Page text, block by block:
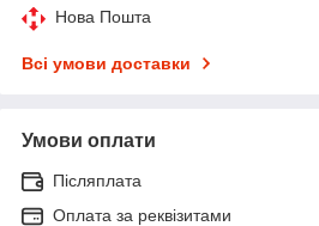
Нова Пошта
Всі умови доставки
Умови оплати
Післяплата
Оплата за реквізитами